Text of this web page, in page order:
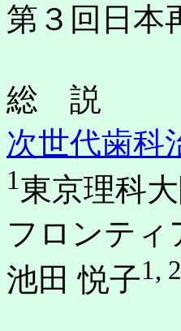
第３回日本
総 説
次世代歯科
1東京理科
フロンティ
池田 悦子1, 2